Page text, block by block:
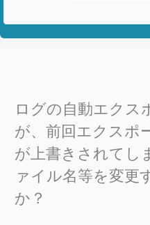
ログの自動エクス
が、前回エクスポ
が上書きされてし
ァイル名等を変更
か？